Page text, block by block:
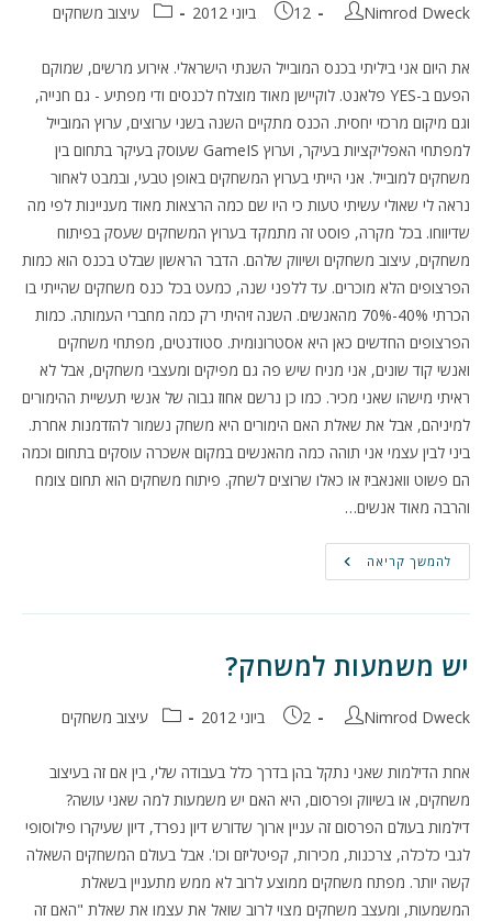
מחבר:
Nimrod Dweck פורסם:
12 ביוני 2012 קטגוריה:עיצוב משחקים
את היום אני ביליתי בכנס המובייל השנתי הישראלי. אירוע מרשים, שמוקם
הפעם ב-YES פלאנט. לוקיישן מאוד מוצלח לכנסים ודי מפתיע - גם חנייה,
וגם מיקום מרכזי יחסית. הכנס מתקיים השנה בשני ערוצים, ערוץ המובייל
למפתחי האפליקציות בעיקר, וערוץ GameIS שעוסק בעיקר בתחום בין
משחקים למובייל. אני הייתי בערוץ המשחקים באופן טבעי, ובמבט לאחור
נראה לי שאולי עשיתי טעות כי היו שם כמה הרצאות מאוד מעניינות לפי מה
שדיווחו. בכל מקרה, פוסט זה מתמקד בערוץ המשחקים שעסק בפיתוח
משחקים, עיצוב משחקים ושיווק שלהם. הדבר הראשון שבלט בכנס הוא כמות
הפרצופים הלא מוכרים. עד ללפני שנה, כמעט בכל כנס משחקים שהייתי בו
הכרתי 40%-70% מהאנשים. השנה זיהיתי רק כמה מחברי העמותה. כמות
הפרצופים החדשים כאן היא אסטרונומית. סטודנטים, מפתחי משחקים
ואנשי קוד שונים, אני מניח שיש פה גם מפיקים ומעצבי משחקים, אבל לא
ראיתי מישהו שאני מכיר. כמו כן נרשם אחוז גבוה של אנשי תעשיית ההימורים
למיניהם, אבל את שאלת האם הימורים היא משחק נשמור להזדמנות אחרת.
ביני לבין עצמי אני תוהה כמה מהאנשים במקום אשכרה עוסקים בתחום וכמה
הם פשוט וואנאביז או כאלו שרוצים לשחק. פיתוח משחקים הוא תחום צומח
והרבה מאוד אנשים…
להמשך קריאה כנס
Mobile
רשמים
ומחשבות
יש משמעות למשחק?
מחבר:
Nimrod Dweck פורסם:
2 ביוני 2012 קטגוריה:עיצוב משחקים
אחת הדילמות שאני נתקל בהן בדרך כלל בעבודה שלי, בין אם זה בעיצוב
משחקים, או בשיווק ופרסום, היא האם יש משמעות למה שאני עושה?
דילמות בעולם הפרסום זה עניין ארוך שדורש דיון נפרד, דיון שעיקרו פילוסופי
לגבי כלכלה, צרכנות, מכירות, קפיטליזם וכו'. אבל בעולם המשחקים השאלה
קשה יותר. מפתח משחקים ממוצע לרוב לא ממש מתעניין בשאלת
המשמעות, ומעצב משחקים מצוי לרוב שואל את עצמו את שאלת "האם זה